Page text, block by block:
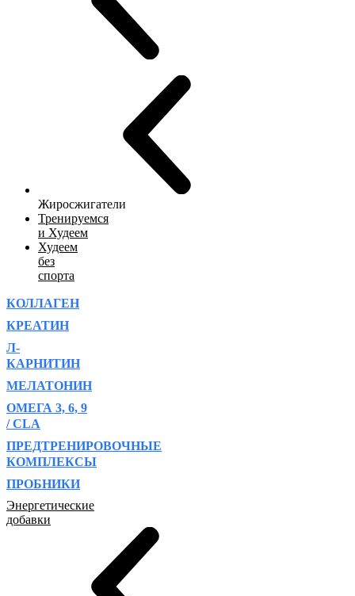
Жиросжигатели
Тренируемся
и Худеем
Худеем
без
спорта
КОЛЛАГЕН
КРЕАТИН
Л-
КАРНИТИН
МЕЛАТОНИН
ОМЕГА 3, 6, 9
/ CLA
ПРЕДТРЕНИРОВОЧНЫЕ
КОМПЛЕКСЫ
ПРОБНИКИ
Энергетические
добавки